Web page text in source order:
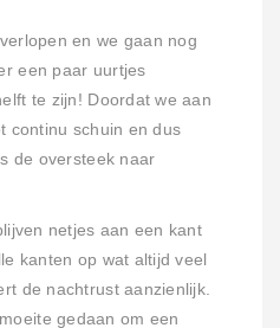
en we gaan nog
een paar uurtjes
te zijn! Doordat we aan
continu schuin en dus
de oversteek naar
netjes aan een kant
kanten op wat altijd veel
de nachtrust aanzienlijk.
gedaan om een